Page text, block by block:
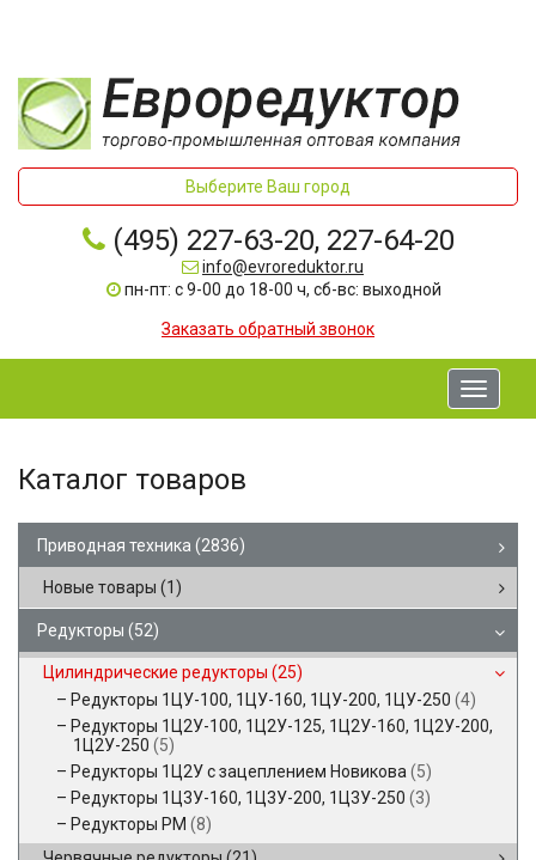
Выберите Ваш город
(495) 227-63-20, 227-64-20
info@evroreduktor.ru
пн-пт: с 9-00 до 18-00 ч, сб-вс: выходной
Заказать обратный звонок
Toggle
Каталог товаров
Приводная техника (2836)
Новые товары (1)
Редукторы (52)
Цилиндрические редукторы (25)
Редукторы 1ЦУ-100, 1ЦУ-160, 1ЦУ-200, 1ЦУ-250 (4)
Редукторы 1Ц2У-100, 1Ц2У-125, 1Ц2У-160, 1Ц2У-200,
1Ц2У-250 (5)
Редукторы 1Ц2У с зацеплением Новикова (5)
Редукторы 1Ц3У-160, 1Ц3У-200, 1Ц3У-250 (3)
Редукторы РМ (8)